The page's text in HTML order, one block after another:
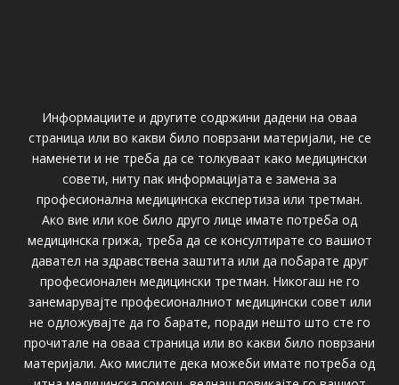
Информациите и другите содржини дадени на оваа
страница или во какви било поврзани материјали, не се
наменети и не треба да се толкуваат како медицински
совети, ниту пак информацијата е замена за
професионална медицинска експертиза или третман.
Ако вие или кое било друго лице имате потреба од
медицинска грижа, треба да се консултирате со вашиот
давател на здравствена заштита или да побарате друг
професионален медицински третман. Никогаш не го
занемарувајте професионалниот медицински совет или
не одложувајте да го барате, поради нешто што сте го
прочитале на оваа страница или во какви било поврзани
материјали. Ако мислите дека можеби имате потреба од